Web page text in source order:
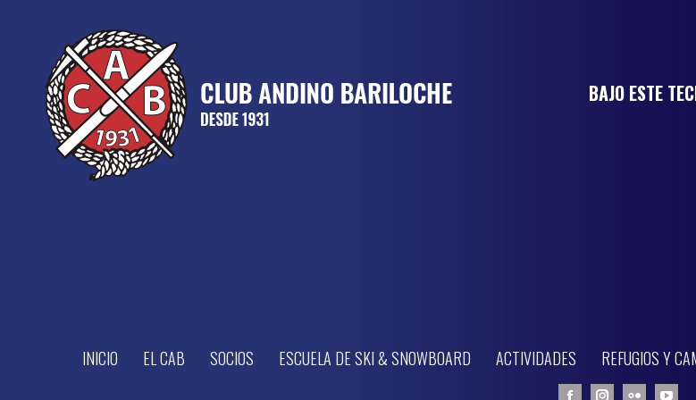
BAJO ESTE
INICIO EL CAB SOCIOS ESCUELA DE SKI & SNOWBOARD ACTIVIDADES REFUGIOS Y